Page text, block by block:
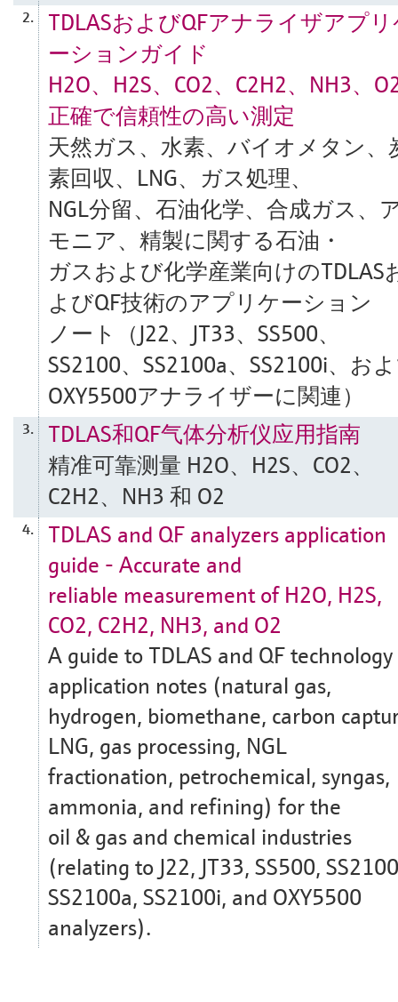
2.
TDLASおよびQFアナライザアプ
ーションガイド
H2O、H2S、CO2、C2H2、NH3、
正確で信頼性の高い測定
天然ガス、水素、バイオメタン、
素回収、LNG、ガス処理、
NGL分留、石油化学、合成ガス、
モニア、精製に関する石油・
ガスおよび化学産業向けのTDLAS
よびQF技術のアプリケーション
ノート（J22、JT33、SS500、
SS2100、SS2100a、SS2100i、お
OXY5500アナライザーに関連）
3.
TDLAS和QF气体分析仪应用指南
精准可靠测量 H2O、H2S、CO2、
C2H2、NH3 和 O2
4.
TDLAS and QF analyzers application
guide - Accurate and
reliable measurement of H2O, H2S,
CO2, C2H2, NH3, and O2
A guide to TDLAS and QF technology
application notes (natural gas,
hydrogen, biomethane, carbon
LNG, gas processing, NGL
fractionation, petrochemical, syngas,
ammonia, and refining) for the
oil & gas and chemical industries
(relating to J22, JT33, SS500,
SS2100a, SS2100i, and OXY5500
analyzers).